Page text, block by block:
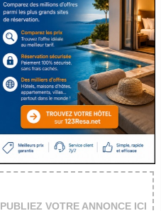
PUBLIEZ VOTRE ANNONCE ICI